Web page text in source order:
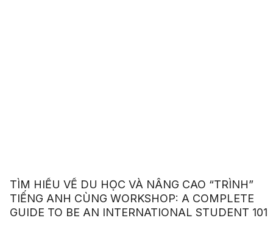
TÌM HIỂU VỀ DU HỌC VÀ NÂNG CAO “TRÌNH”
TIẾNG ANH CÙNG WORKSHOP: A COMPLETE
GUIDE TO BE AN INTERNATIONAL STUDENT 101